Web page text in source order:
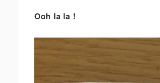
Ooh la la !